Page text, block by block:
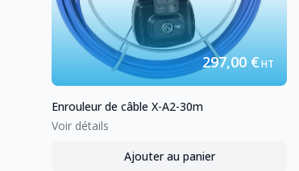
Enrouleur de câble X-A2-30m
Voir détails
297,00 €HT
Ajouter au panier
,Enrouleur de câble